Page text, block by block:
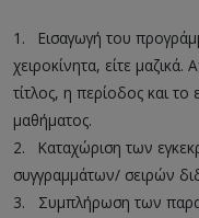
1.
Εισαγωγή του
χειροκίνητα, είτε μαζικά.
τίτλος, η περίοδος και
μαθήματος.
2.
Καταχώριση των
συγγραμμάτων/ σειρών
3.
Συμπλήρωση των